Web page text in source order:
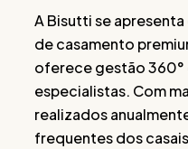
A Bisutti se
de casamento
oferece gestão 360°
especialistas. Com
realizados
frequentes dos